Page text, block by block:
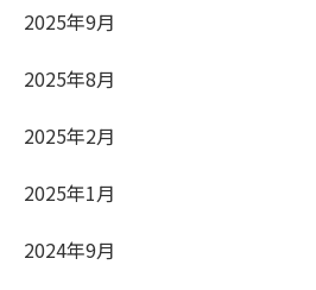
2025年9月
2025年8月
2025年2月
2025年1月
2024年9月